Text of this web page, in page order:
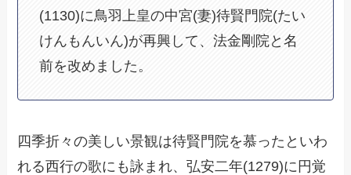
(1130)に鳥羽上皇の中宮(妻)待賢門院(たい
けんもんいん)が再興して、法金剛院と名
前を改めました。
四季折々の美しい景観は待賢門院を慕ったといわ
れる西行の歌にも詠まれ、弘安二年(1279)に円覚